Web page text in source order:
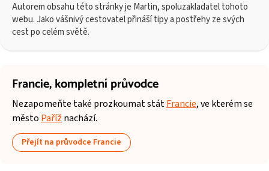
Autorem obsahu této stránky je Martin, spoluzakladatel tohoto
webu. Jako vášnivý cestovatel přináší tipy a postřehy ze svých
cest po celém světě.
Francie,kompletní průvodce
Nezapomeňte také prozkoumat státFrancie, ve kterém se
město Paříž nachází.
Přejít na průvodce Francie